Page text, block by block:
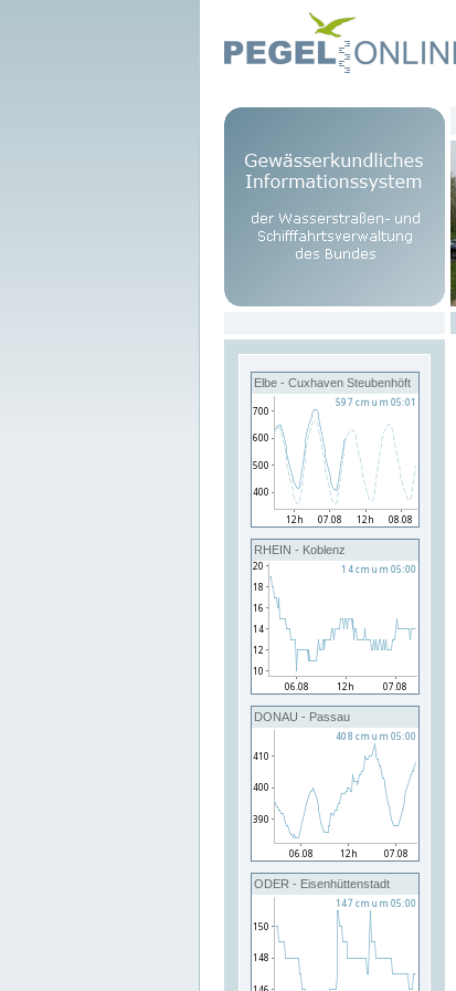
Elbe - Cuxhaven Steubenhöft
RHEIN - Koblenz
DONAU - Passau
ODER - Eisenhüttenstadt